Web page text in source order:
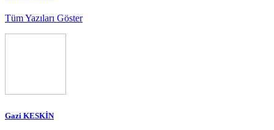
Tüm Yazıları Göster
Gazi KESKİN